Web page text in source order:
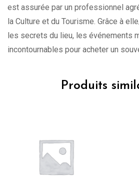
est assurée par un professionnel
la Culture et du Tourisme. Grâce à
les secrets du lieu, les événements
incontournables pour acheter un
Produits